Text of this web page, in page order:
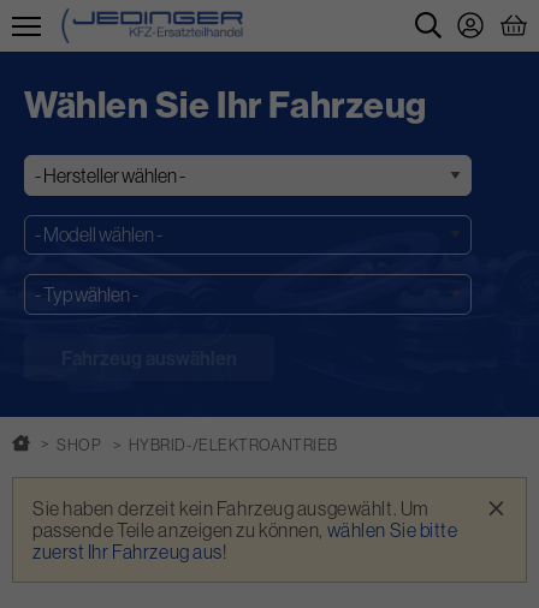
Direkt
Inhalt
Wählen Sie Ihr Fahrzeug
SHOP HYBRID-/ELEKTROANTRIEB
Warnmeldung
Sie haben derzeit kein Fahrzeug ausgewählt. Um
passende Teile anzeigen zu können, wählen Sie bitte
zuerst Ihr Fahrzeug aus!
×